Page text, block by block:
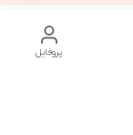
پروفایل